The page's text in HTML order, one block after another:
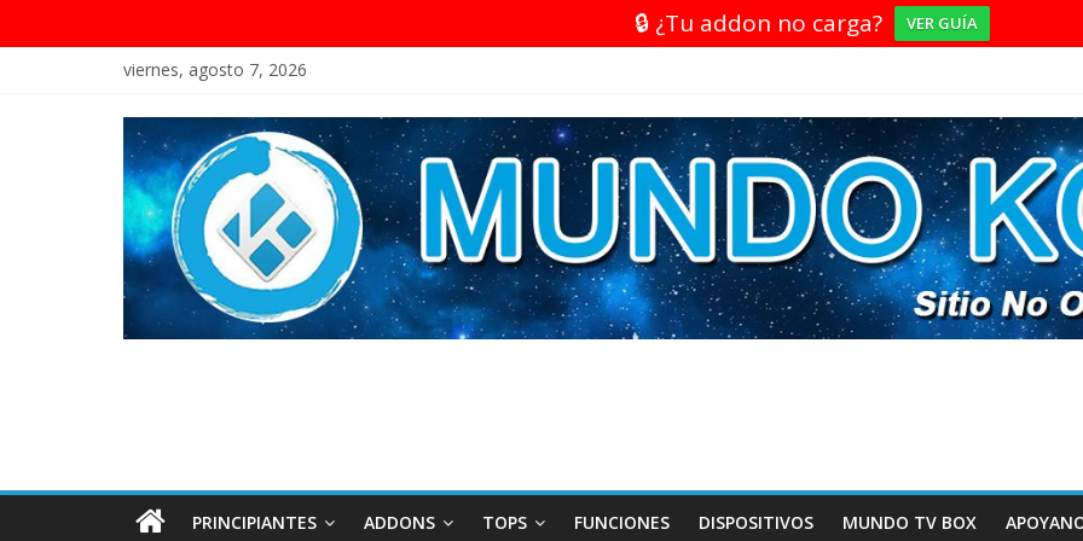
🔒 ¿Tu addon no carga? VER GUÍA
viernes, agosto 7, 2026
PRINCIPIANTES ADDONS TOPS FUNCIONES DISPOSITIVOS MUNDO TV BOX